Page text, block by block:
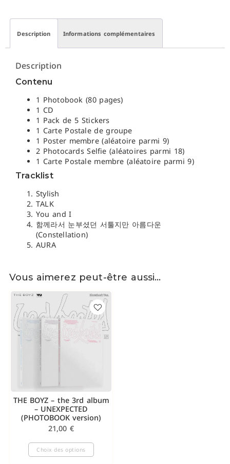
Description Informations complémentaires
Description
Contenu
1 Photobook (80 pages)
1 CD
1 Pack de 5 Stickers
1 Carte Postale de groupe
1 Poster membre (aléatoire parmi 9)
2 Photocards Selfie (aléatoires parmi 18)
1 Carte Postale membre (aléatoire parmi 9)
Tracklist
Stylish
TALK
You and I
함께라서 눈부셨던 서툴지만 아름다운
(Constellation)
AURA
Vous aimerez peut-être aussi…
THE BOYZ – the 3rd album
– UNEXPECTED
(PHOTOBOOK version)
21,00 €
Choix des options